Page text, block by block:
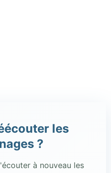
les
?
à nouveau les